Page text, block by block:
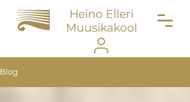
Heino Elleri
Muusikakool
Blog